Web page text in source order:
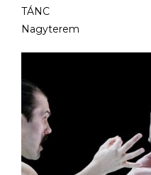
TÁNC
Nagyterem